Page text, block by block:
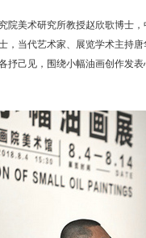
院美术研究所教授赵欣歌博士
，当代艺术家、展览学术主持
抒己见，围绕小幅油画创作发